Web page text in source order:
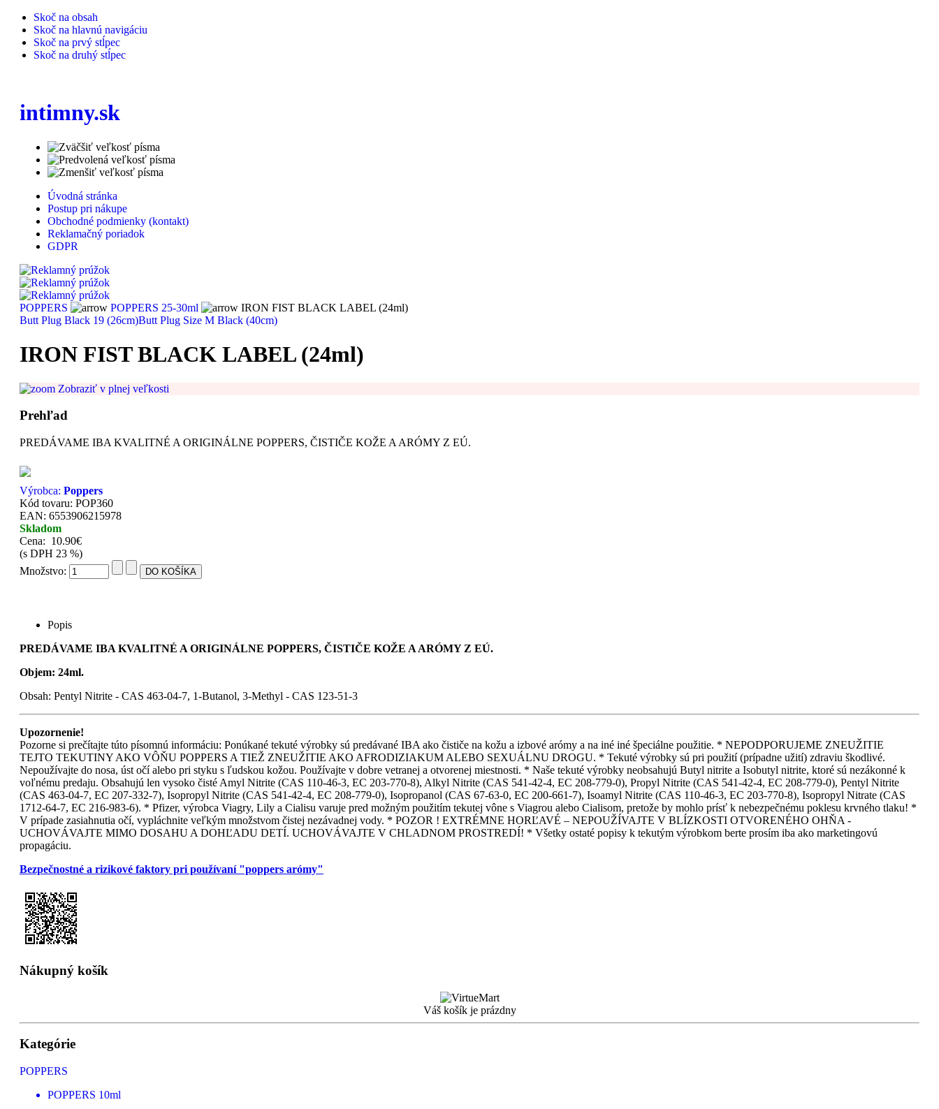
Skoč na obsah
Skoč na hlavnú navigáciu
Skoč na prvý stĺpec
Skoč na druhý stĺpec
intimny.sk
Úvodná stránka
Postup pri nákupe
Obchodné podmienky (kontakt)
Reklamačný poriadok
GDPR
POPPERS POPPERS 25-30ml
IRON FIST BLACK LABEL (24ml)
Butt Plug Black 19 (26cm)Butt Plug Size M Black (40cm)
IRON FIST BLACK LABEL (24ml)
Zobraziť v plnej veľkosti
Prehľad
PREDÁVAME IBA KVALITNÉ A ORIGINÁLNE POPPERS, ČISTIČE KOŽE A ARÓMY Z EÚ.
Výrobca: Poppers
Kód tovaru: POP360
EAN: 6553906215978
Skladom
Cena: 10.90€
(s DPH 23 %)
Množstvo:
Popis
PREDÁVAME IBA KVALITNÉ A ORIGINÁLNE POPPERS, ČISTIČE KOŽE A ARÓMY Z EÚ.
Objem: 24ml.
Obsah: Pentyl Nitrite - CAS 463-04-7, 1-Butanol, 3-Methyl - CAS 123-51-3
Upozornenie!
Pozorne si prečítajte túto písomnú informáciu: Ponúkané tekuté výrobky sú predávané IBA ako čističe na kožu a izbové arómy a na iné iné špeciálne použitie. * NEPODPORUJEME ZNEUŽITIE
TEJTO TEKUTINY AKO VÔŇU POPPERS A TIEŽ ZNEUŽITIE AKO AFRODIZIAKUM ALEBO SEXUÁLNU DROGU. * Tekuté výrobky sú pri použití (prípadne užití) zdraviu škodlivé.
Nepoužívajte do nosa, úst očí alebo pri styku s ľudskou kožou. Používajte v dobre vetranej a otvorenej miestnosti. * Naše tekuté výrobky neobsahujú Butyl nitrite a Isobutyl nitrite, ktoré sú nezákonné k
voľnému predaju. Obsahujú len vysoko čisté Amyl Nitrite (CAS 110-46-3, EC 203-770-8), Alkyl Nitrite (CAS 541-42-4, EC 208-779-0), Propyl Nitrite (CAS 541-42-4, EC 208-779-0), Pentyl Nitrite
(CAS 463-04-7, EC 207-332-7), Isopropyl Nitrite (CAS 541-42-4, EC 208-779-0), Isopropanol (CAS 67-63-0, EC 200-661-7), Isoamyl Nitrite (CAS 110-46-3, EC 203-770-8), Isopropyl Nitrate (CAS
1712-64-7, EC 216-983-6). * Pfizer, výrobca Viagry, Lily a Cialisu varuje pred možným použitím tekutej vône s Viagrou alebo Cialisom, pretože by mohlo prísť k nebezpečnému poklesu krvného tlaku! *
V prípade zasiahnutia očí, vypláchnite veľkým množstvom čistej nezávadnej vody. * POZOR ! EXTRÉMNE HORĽAVÉ – NEPOUŽÍVAJTE V BLÍZKOSTI OTVORENÉHO OHŇA -
UCHOVÁVAJTE MIMO DOSAHU A DOHĽADU DETÍ. UCHOVÁVAJTE V CHLADNOM PROSTREDÍ! * Všetky ostaté popisy k tekutým výrobkom berte prosím iba ako marketingovú
propagáciu.
Bezpečnostné a rizikové faktory pri používaní "poppers arómy"
Nákupný košík
Váš košík je prázdny
Kategórie
POPPERS
POPPERS 10ml